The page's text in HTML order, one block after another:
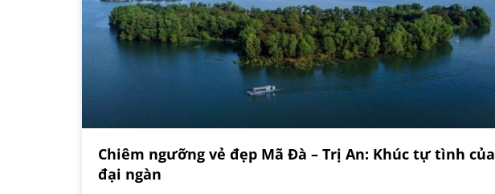
Chiêm ngưỡng vẻ đẹp Mã Đà – Trị An: Khúc tự tình của
đại ngàn